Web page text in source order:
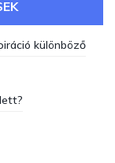
különböző